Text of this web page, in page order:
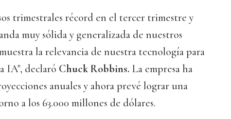
trimestrales récord en el tercer trimestre y
muy sólida y generalizada de nuestros
la relevancia de nuestra tecnología para
IA", declaró Chuck Robbins. La empresa ha
anuales y ahora prevé lograr una
a los 63.000 millones de dólares.